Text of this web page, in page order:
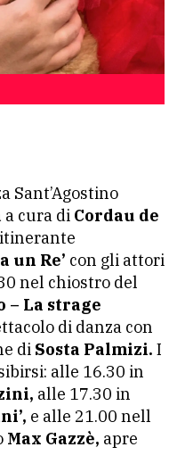
Sant’Agostino
a cura di Cordau de
un Re’ con gli attori
nel chiostro del
– La strage
di danza con
di Sosta Palmizi. I
alle 16.30 in
alle 17.30 in
e alle 21.00 nell
Max Gazzè, apre